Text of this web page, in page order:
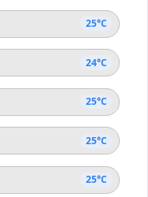
25°C
24°C
25°C
25°C
25°C